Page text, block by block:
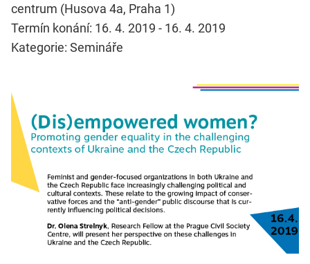
centrum (Husova 4a, Praha 1)
Termín konání: 16. 4. 2019 - 16. 4. 2019
Kategorie: Semináře